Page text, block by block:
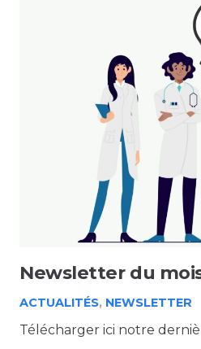
Newsletter du
ACTUALITÉS, NEWSLETTER
Télécharger ici notre